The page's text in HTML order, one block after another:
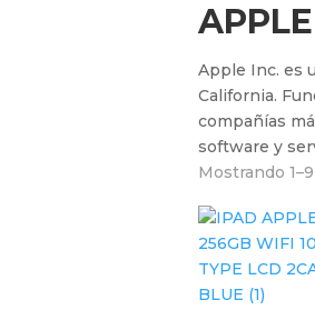
APPLE
Apple Inc. es
California.
compañías
software y
Mostrando